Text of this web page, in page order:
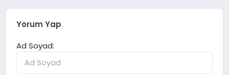
Yorum Yap
Ad Soyad: